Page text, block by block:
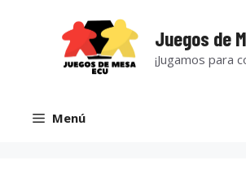
Juegos de
¡Jugamos para
Menú